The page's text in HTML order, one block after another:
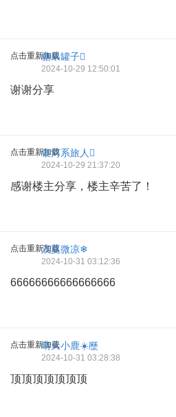
点击重新加载糖果罐子
2024-10-29 12:50:01
谢谢分享
点击重新加载银河系旅人
2024-10-29 21:37:20
感谢楼主分享，楼主辛苦了！
点击重新加载浅夏微凉❄
2024-10-31 03:12:36
66666666666666666
点击重新加载晴天小鹿☀️歷
2024-10-31 03:28:38
顶顶顶顶顶顶顶